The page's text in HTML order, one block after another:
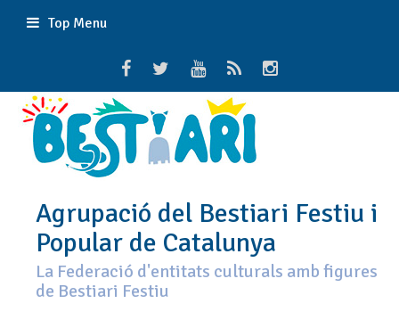
Top Menu
Agrupació del Bestiari Festiu i
Popular de Catalunya
La Federació d'entitats culturals amb figures
de Bestiari Festiu